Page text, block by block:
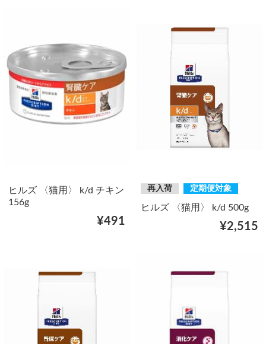
ヒルズ 〈猫用〉 k/d チキン
156g
¥491
再入荷 定期便対象
ヒルズ 〈猫用〉 k/d 500g
¥2,515